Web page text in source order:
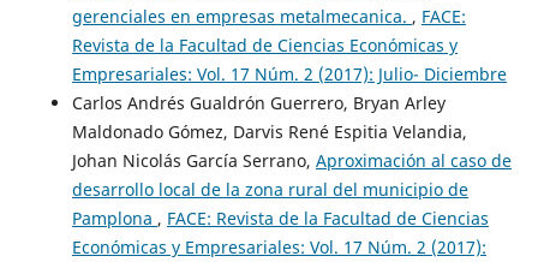
gerenciales en empresas metalmecanica. , FACE:
Revista de la Facultad de Ciencias Económicas y
Empresariales: Vol. 17 Núm. 2 (2017): Julio- Diciembre
Carlos Andrés Gualdrón Guerrero, Bryan Arley
Maldonado Gómez, Darvis René Espitia Velandia,
Johan Nicolás García Serrano, Aproximación al caso de
desarrollo local de la zona rural del municipio de
Pamplona , FACE: Revista de la Facultad de Ciencias
Económicas y Empresariales: Vol. 17 Núm. 2 (2017):